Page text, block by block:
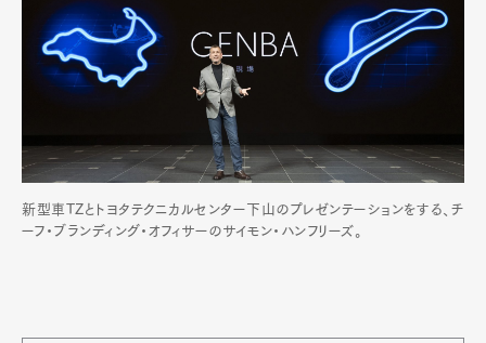
新型車TZとトヨタテクニカルセンター下山のプレゼンテーションをする、チ
ーフ・ブランディング・オフィサーのサイモン・ハンフリーズ。